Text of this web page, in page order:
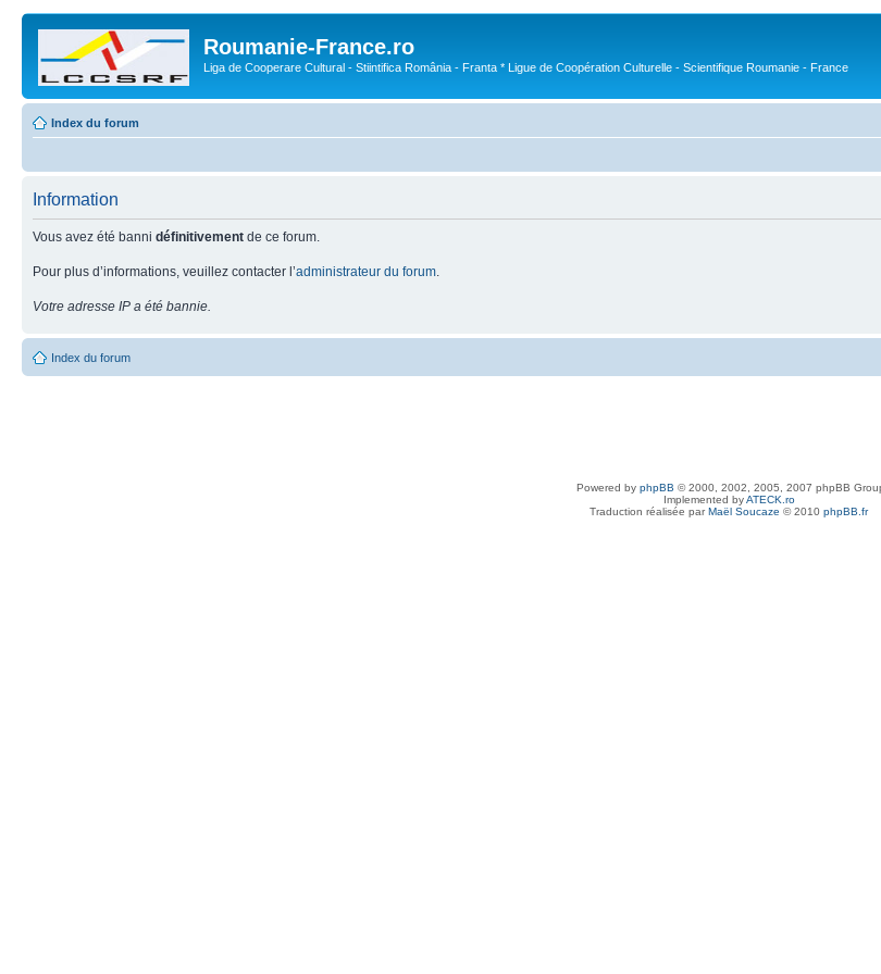
Roumanie-France.ro
Liga de Cooperare Cultural - Stiintifica România - Franta * Ligue de Coopération Culturelle - Scientifique Roumanie - France
Index du forum
Information
Vous avez été banni définitivement de ce forum.
Pour plus d’informations, veuillez contacter l’administrateur du forum
Votre adresse IP a été bannie.
Index du forum
Powered by phpBB © 2000, 2002, 2005, 2007 phpBB
Implemented byATECK.ro
Traduction réalisée parMaël Soucaze © 2010 phpBB.fr